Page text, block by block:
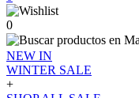
0
NEW IN
WINTER SALE
+